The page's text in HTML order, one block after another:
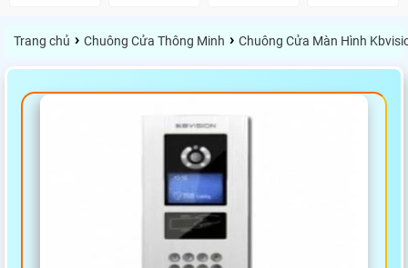
Trang chủ › Chuông Cửa Thông Minh › Chuông Cửa Màn Hình